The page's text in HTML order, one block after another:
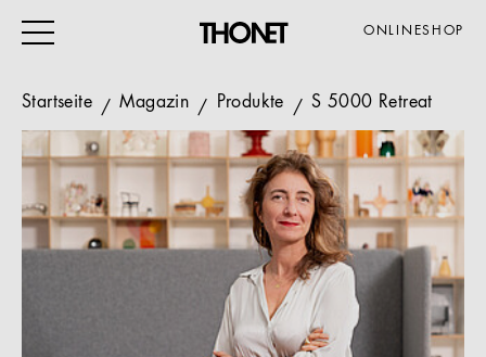
ONLINESHOP
ARBEITEN
WOHNEN
VERANSTALTUNG
GASTRO & HOTEL
ALLE PRODUKTE
Startseite Magazin Produkte S 5000 Retreat